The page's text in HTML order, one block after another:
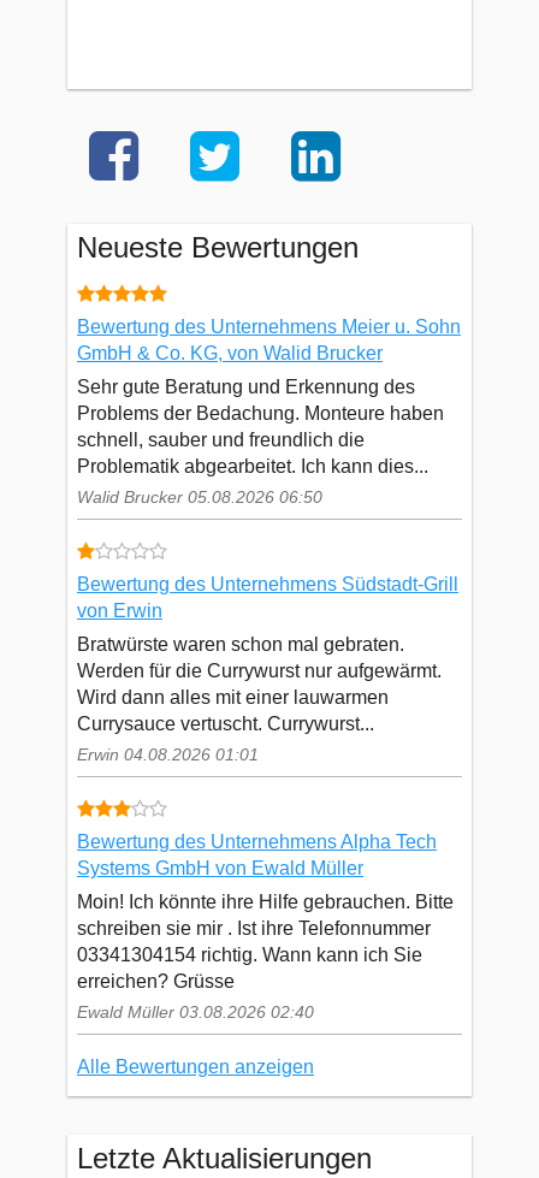
Neueste Bewertungen
Bewertung des Unternehmens Meier u. Sohn
GmbH & Co. KG, von Walid Brucker
Sehr gute Beratung und Erkennung des
Problems der Bedachung. Monteure haben
schnell, sauber und freundlich die
Problematik abgearbeitet. Ich kann dies...
Walid Brucker 05.08.2026 06:50
Bewertung des Unternehmens Südstadt-Grill
von Erwin
Bratwürste waren schon mal gebraten.
Werden für die Currywurst nur aufgewärmt.
Wird dann alles mit einer lauwarmen
Currysauce vertuscht. Currywurst...
Erwin 04.08.2026 01:01
Bewertung des Unternehmens Alpha Tech
Systems GmbH von Ewald Müller
Moin! Ich könnte ihre Hilfe gebrauchen. Bitte
schreiben sie mir . Ist ihre Telefonnummer
03341304154 richtig. Wann kann ich Sie
erreichen? Grüsse
Ewald Müller 03.08.2026 02:40
Alle Bewertungen anzeigen
Letzte Aktualisierungen